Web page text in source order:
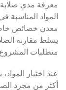
معرفة مدى صلابة
المواد المناسبة
معدن خصائص خاصة
يسلط مقارنة
متطلبات المشروع،
عند اختيار
أكثر من مجرد